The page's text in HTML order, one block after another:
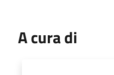
A cura di